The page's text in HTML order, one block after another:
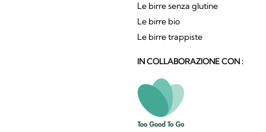
Le birre senza glutine
Le birre bio
Le birre trappiste
IN COLLABORAZIONE CON :